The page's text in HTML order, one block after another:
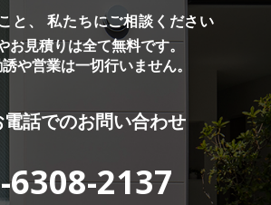
と、 私たちにご相談ください
お見積りは全て無料です。
や営業は一切行いません。
電話でのお問い合わせ
6308-2137